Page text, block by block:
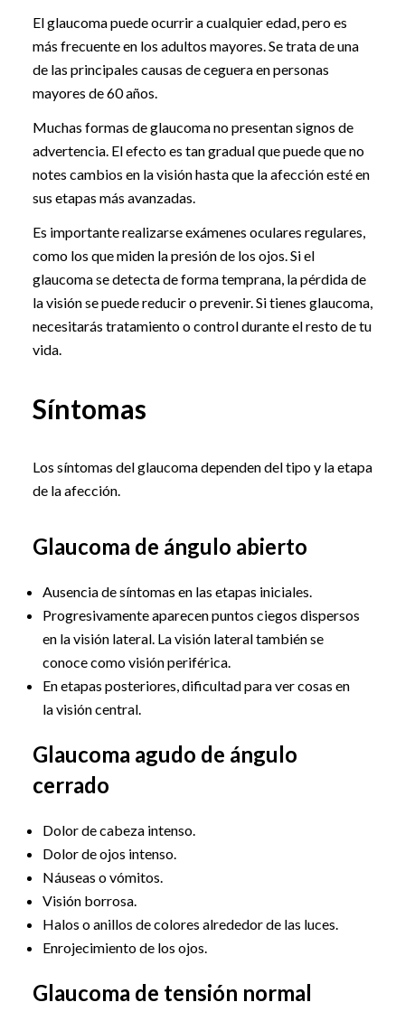
El glaucoma puede ocurrir a cualquier edad, pero es
más frecuente en los adultos mayores. Se trata de una
de las principales causas de ceguera en personas
mayores de 60 años.
Muchas formas de glaucoma no presentan signos de
advertencia. El efecto es tan gradual que puede que no
notes cambios en la visión hasta que la afección esté en
sus etapas más avanzadas.
Es importante realizarse exámenes oculares regulares,
como los que miden la presión de los ojos. Si el
glaucoma se detecta de forma temprana, la pérdida de
la visión se puede reducir o prevenir. Si tienes glaucoma,
necesitarás tratamiento o control durante el resto de tu
vida.
Síntomas
Los síntomas del glaucoma dependen del tipo y la etapa
de la afección.
Glaucoma de ángulo abierto
Ausencia de síntomas en las etapas iniciales.
Progresivamente aparecen puntos ciegos dispersos
en la visión lateral. La visión lateral también se
conoce como visión periférica.
En etapas posteriores, dificultad para ver cosas en
la visión central.
Glaucoma agudo de ángulo
cerrado
Dolor de cabeza intenso.
Dolor de ojos intenso.
Náuseas o vómitos.
Visión borrosa.
Halos o anillos de colores alrededor de las luces.
Enrojecimiento de los ojos.
Glaucoma de tensión normal